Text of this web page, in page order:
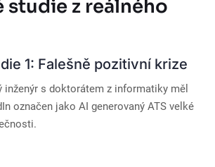
studie z reálného
1: Falešně pozitivní krize
inženýr s doktorátem z informatiky měl
označen jako AI generovaný ATS velké